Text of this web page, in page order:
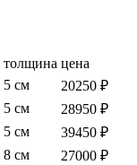
толщина цена
5 см
20250 ₽
5 см
28950 ₽
5 см
39450 ₽
8 см
27000 ₽